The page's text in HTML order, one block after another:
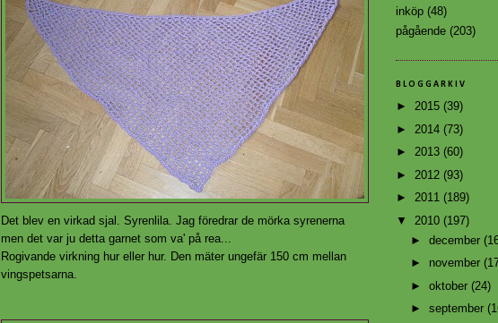
Det blev en virkad sjal. Syrenlila. Jag föredrar de mörka syrenerna
men det var ju detta garnet som va' på rea...
Rogivande virkning hur eller hur. Den mäter ungefär 150 cm mellan
vingspetsarna.
inköp (48)
pågående (203)
BLOGGARKIV
► 2015 (39)
► 2014 (73)
► 2013 (60)
► 2012 (93)
► 2011 (189)
▼ 2010 (197)
► december
► november
► oktober (24)
► september